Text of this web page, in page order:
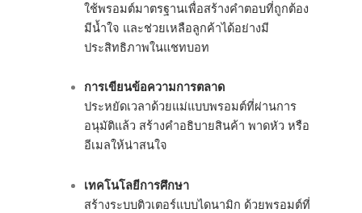
ใช้พรอมต์มาตรฐานเพื่อสร้างคำตอบที่ถูกต้อง
มีน้ำใจ และช่วยเหลือลูกค้าได้อย่างมี
ประสิทธิภาพในแชทบอท
การเขียนข้อความการตลาด
ประหยัดเวลาด้วยแม่แบบพรอมต์ที่ผ่านการ
อนุมัติแล้ว สร้างคำอธิบายสินค้า พาดหัว หรือ
อีเมลให้น่าสนใจ
เทคโนโลยีการศึกษา
สร้างระบบติวเตอร์แบบไดนามิก ด้วยพรอมต์ที่